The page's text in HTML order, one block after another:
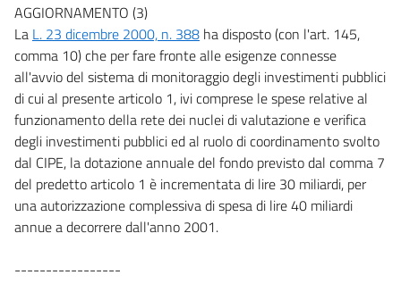
AGGIORNAMENTO (3)
La L. 23 dicembre 2000, n. 388 ha disposto (con l'art. 145,
comma 10) che per fare fronte alle esigenze connesse
all'avvio del sistema di monitoraggio degli investimenti pubblici
di cui al presente articolo 1, ivi comprese le spese relative al
funzionamento della rete dei nuclei di valutazione e verifica
degli investimenti pubblici ed al ruolo di coordinamento svolto
dal CIPE, la dotazione annuale del fondo previsto dal comma 7
del predetto articolo 1 è incrementata di lire 30 miliardi, per
una autorizzazione complessiva di spesa di lire 40 miliardi
annue a decorrere dall'anno 2001.
-----------------